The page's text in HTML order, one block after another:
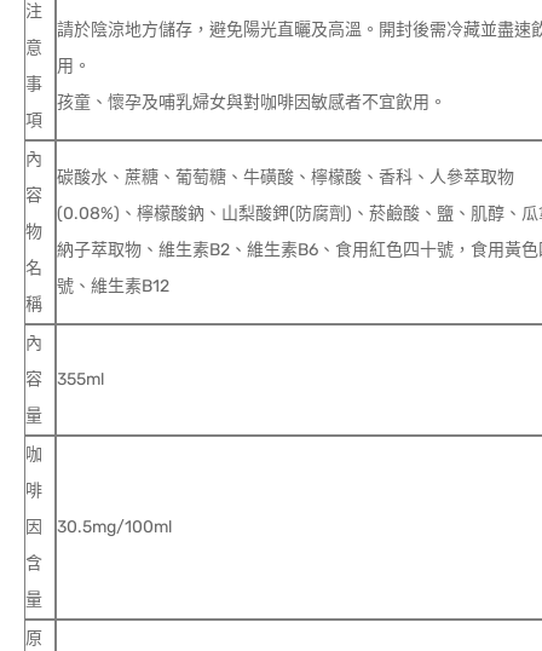
注
意
事
項
請於陰涼地方儲存，避免陽光直曬及高溫。開封後需冷藏並盡速
用。
孩童、懷孕及哺乳婦女與對咖啡因敏感者不宜飲用。
內
容
物
名
稱
碳酸水、蔗糖、葡萄糖、牛磺酸、檸檬酸、香科、人參萃取物
(0.08%)、檸檬酸鈉、山梨酸鉀(防腐劑)、菸鹼酸、鹽、肌醇、瓜
納子萃取物、維生素B2、維生素B6、食用紅色四十號，食用黃色
號、維生素B12
內
容
量
355ml
咖
啡
因
含
量
30.5mg/100ml
原